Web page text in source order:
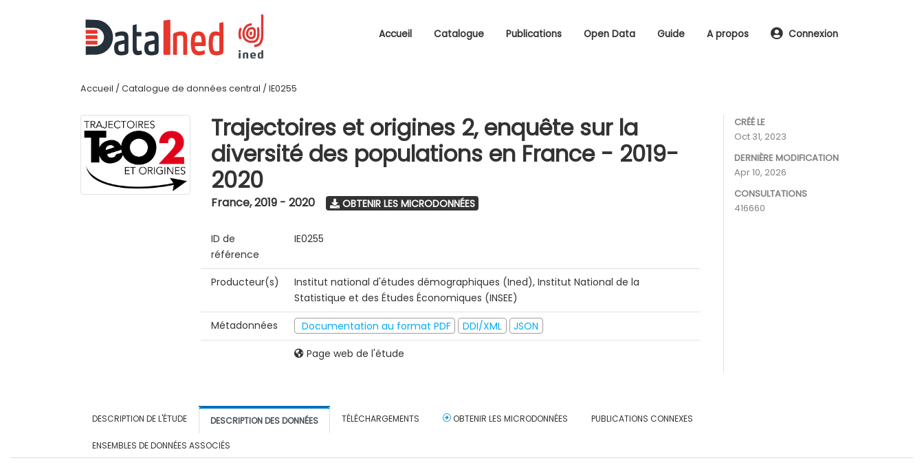
Accueil Catalogue Publications Open Data Guide A propos Connexion
Accueil / Catalogue de données central / IE0255
Trajectoires et origines 2, enquête sur la
diversité des populations en France - 2019-
2020
France,2019 - 2020 OBTENIR LES MICRODONNÉES
ID de
référence
IE0255
Producteur(s)
Institut national d'études démographiques (Ined), Institut National de la
Statistique et des Études Économiques (INSEE)
Métadonnées
Documentation au format PDF DDI/XML
JSON
Page web de l'étude
CRÉÉ LE
Oct 31, 2023
DERNIÈRE MODIFICATION
Apr 10, 2026
CONSULTATIONS
416660
DESCRIPTION DE L'ÉTUDE DESCRIPTION DES DONNÉES TÉLÉCHARGEMENTS OBTENIR LES MICRODONNÉES PUBLICATIONS CONNEXES
ENSEMBLES DE DONNÉES ASSOCIÉS